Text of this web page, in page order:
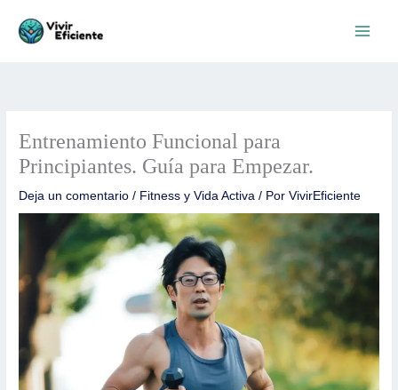
contenido
Entrenamiento Funcional para
Principiantes. Guía para Empezar.
Deja un comentario / Fitness y Vida Activa / PorVivirEficiente